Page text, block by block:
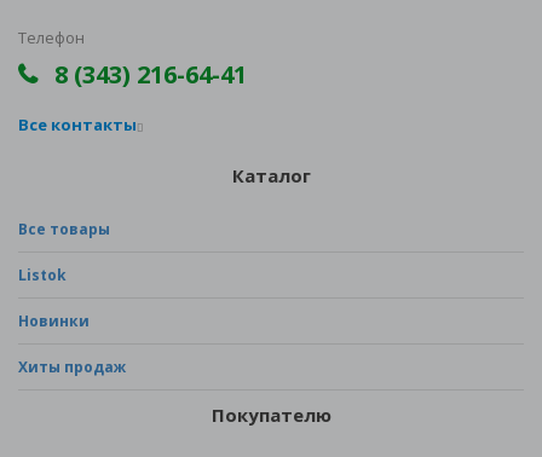
Телефон
8 (343) 216-64-41
Все контакты
Каталог
Все товары
Listok
Новинки
Хиты продаж
Покупателю